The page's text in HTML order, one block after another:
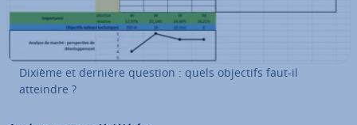
Dixième et dernière question : quels objectifs faut-il
atteindre ?